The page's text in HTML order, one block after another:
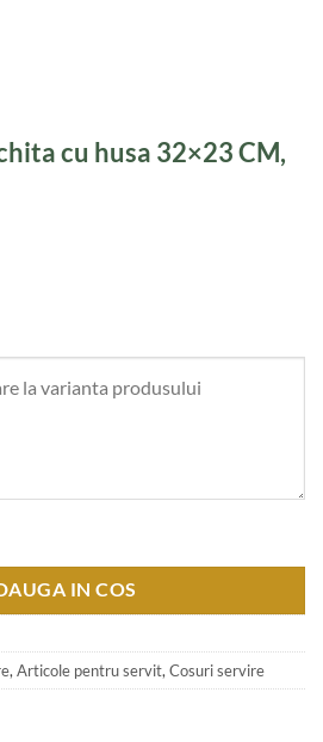
cu husa 32×23 CM,
IN COS
, Articole pentru servit, Cosuri servire